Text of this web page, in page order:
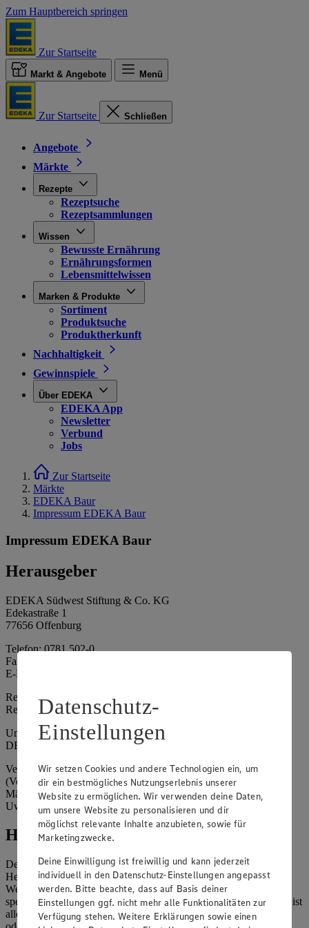
Zum Hauptbereich springen
Zur Startseite
Markt & Angebote Menü
Zur Startseite Schließen
Angebote
Märkte
Rezepte
Rezeptsuche
Rezeptsammlungen
Wissen
Bewusste Ernährung
Ernährungsformen
Lebensmittelwissen
Marken & Produkte
Sortiment
Produktsuche
Produktherkunft
Nachhaltigkeit
Gewinnspiele
Über EDEKA
EDEKA App
Newsletter
Verbund
Jobs
Zur Startseite
Märkte
EDEKA Baur
Impressum EDEKA Baur
Impressum EDEKA Baur
Herausgeber
EDEKA Südwest Stiftung & Co. KG
Edekastraße 1
77656 Offenburg
Telefon: 0781 502-0
Fax: 0781 502-6180
E-Mail: kundenservice@edeka-suedwest.de
Registergericht: Amtsgericht Freiburg i.B.
Registernummer: HRA 707629
Umsatzsteuer-Identifikationsnummer gem. § 27a UStG:
DE815916131
Vertretungsberechtigte: Rainer Huber (Sprecher)
(Vorstandsmitglied), Klaus Fickert (Vorstandsmitglied), Jürgen
Mäder (Vorstandsmitglied), Patrick Mogck (Vorstandsmitglied),
Uwe Kohler
Hinweise
Der Inhalt dieser Website ist urheberrechtlich geschützt. Der
Herausgeber gewährt Ihnen jedoch das Recht, den auf dieser
Website bereitgestellten Text ganz oder ausschnittsweise zu
speichern und zu vervielfältigen. Aus Gründen des Urheberrechts ist
allerdings die Speicherung und Vervielfältigung von Bildmaterial
Datenschutz-
Einstellungen
Wir setzen Cookies und andere Technologien ein, um
dir ein bestmögliches Nutzungserlebnis unserer
Website zu ermöglichen. Wir verwenden deine Daten,
um unsere Website zu personalisieren und dir
möglichst relevante Inhalte anzubieten, sowie für
Marketingzwecke.
Deine Einwilligung ist freiwillig und kann jederzeit
individuell in den Datenschutz-Einstellungen angepasst
werden. Bitte beachte, dass auf Basis deiner
Einstellungen ggf. nicht mehr alle Funktionalitäten zur
Verfügung stehen. Weitere Erklärungen sowie einen